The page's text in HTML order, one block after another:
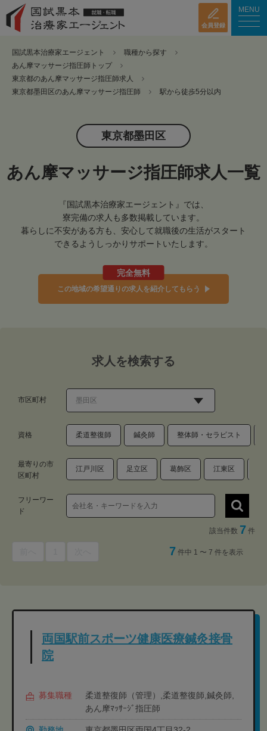
会員登録
MENU
国試黒本治療家エージェント
職種から探す
あん摩マッサージ指圧師トップ
東京都のあん摩マッサージ指圧師求人
東京都墨田区のあん摩マッサージ指圧師
駅から徒歩5分以内
東京都墨田区
あん摩マッサージ指圧師求人一覧
『国試黒本治療家エージェント』では、
寮完備の求人も多数掲載しています。
暮らしに不安がある方も、安心して就職後の生活がスタート
できるようしっかりサポートいたします。
完全無料
この地域の希望通りの求人を紹介してもらう
求人を検索する
市区町村
資格 柔道整復師 鍼灸師 整体師・セラピスト
最寄りの市
区町村
江戸川区 足立区 葛飾区 江東区
フリーワー
ド
該当件数 7 件
7 件中 1 〜 7 件を表示
両国駅前スポーツ健康医療鍼灸接骨
院
募集職種
柔道整復師（管理）,柔道整復師,鍼灸師,
あん摩ﾏｯｻｰｼﾞ指圧師